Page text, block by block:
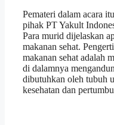
Pemateri dalam acara
pihak PT Yakult
Para murid dijelaskan
makanan sehat.
makanan sehat adalah
di dalamnya
dibutuhkan oleh tubuh
kesehatan dan